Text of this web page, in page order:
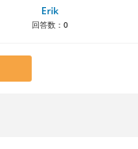
Erik
回答数： 0